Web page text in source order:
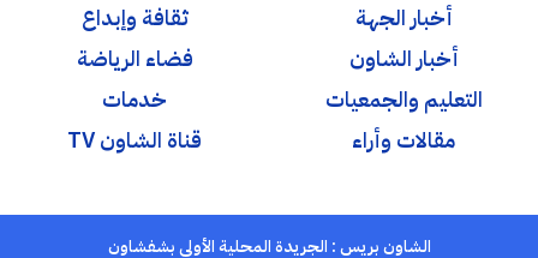
أخبار الجهة
أخبار الشاون
التعليم والجمعيات
مقالات وأراء
ثقافة وإبداع
فضاء الرياضة
خدمات
قناة الشاون TV
الشاون بريس : الجريدة المحلية الأولى بشفشاون